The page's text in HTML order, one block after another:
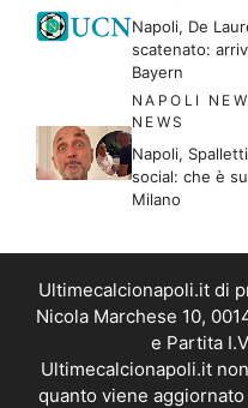
Napoli, De
scatenato:
Bayern
NAPOLI
NEWS
Napoli,
social: che è
Milano
Ultimecalcionapoli.it di
Nicola Marchese 10,
e Partita
Ultimecalcionapoli.it
quanto viene